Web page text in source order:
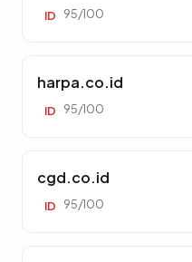
ID 95/100
harpa.co.id
ID 95/100
cgd.co.id
ID 95/100